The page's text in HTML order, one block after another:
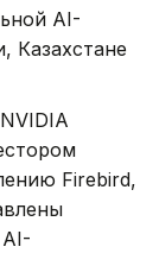
AI-
Казахстане
Firebird,